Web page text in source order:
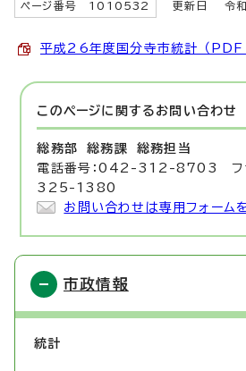
ページ番号 1010532 更新日 令和
平成26年度国分寺市統計 （
このページに関する お問い合わせ
総務部 総務課 総務担当
電話番号：042-312-8703 フ
325-1380
お問い合わせは専用フォーム
市政情報
統計